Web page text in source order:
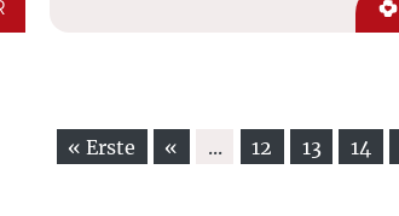
« Erste « ... 12 13 14